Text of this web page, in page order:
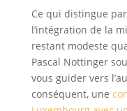
Ce qui distingue
l’intégration de la
restant modeste
Pascal Nottinger
vous guider vers
conséquent, une